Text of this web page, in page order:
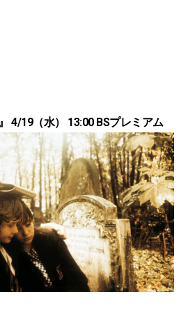
4/19（水） 13:00 BSプレミアム